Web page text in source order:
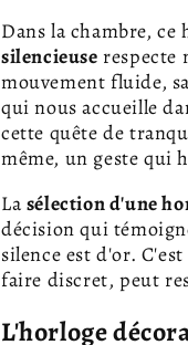
Dans la chambre,
silencieuse respecte
mouvement fluide,
qui nous accueille
cette quête de
même, un geste qui
La sélection d'une
décision qui
silence est d'or.
faire discret, peut
L'horloge